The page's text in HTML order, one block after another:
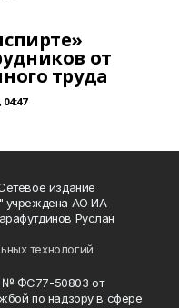
от
труда
издание
учреждена АО ИА
Руслан
технологий
№ ФС77-50803 от
по надзору в сфере